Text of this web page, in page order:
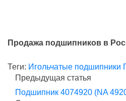
Продажа подшипников в
Теги: Игольчатые подшипники
Предыдущая статья
Подшипник 4074920 (NA